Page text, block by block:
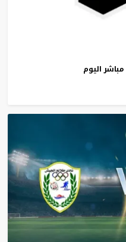
مباشر اليوم